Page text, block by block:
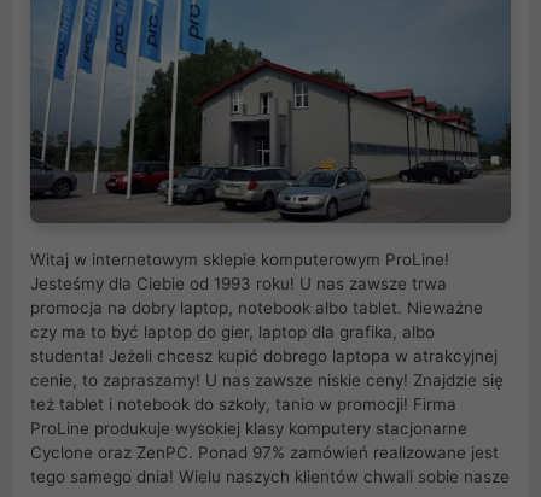
Witaj w internetowym sklepie komputerowym ProLine!
Jesteśmy dla Ciebie od 1993 roku! U nas zawsze trwa
promocja na dobry laptop, notebook albo tablet. Nieważne
czy ma to być laptop do gier, laptop dla grafika, albo
studenta! Jeżeli chcesz kupić dobrego laptopa w atrakcyjnej
cenie, to zapraszamy! U nas zawsze niskie ceny! Znajdzie się
też tablet i notebook do szkoły, tanio w promocji! Firma
ProLine produkuje wysokiej klasy komputery stacjonarne
Cyclone oraz ZenPC. Ponad 97% zamówień realizowane jest
tego samego dnia! Wielu naszych klientów chwali sobie nasze